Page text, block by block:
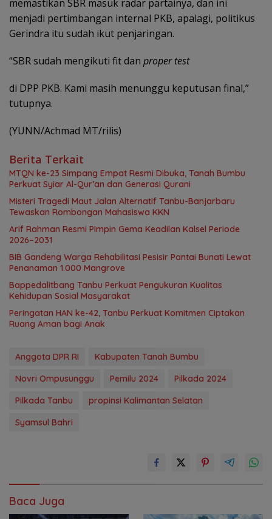
memastikan SBR masuk radar partainya, dan ini
menjadi pertimbangan internal PKB, apalagi, politikus
Gerindra itu sudah ikut penjaringan.
“SBR sudah mengikuti fit dan proper test
di DPP PKB. Kami masih menunggu keputusan final,”
tutupnya.
(YUNN/Achmad MT/rilis)
Berita Terkait
MTQN ke-23 Simpang Empat Resmi Dibuka, Tanah Bumbu
Perkuat Syiar Al-Qur’an dan Generasi Qurani
Misteri Tragedi Maut Jalan Alternatif Tanbu-Banjarbaru
Tewaskan Rombongan Mahasiswa KKN
Arif Rahman Resmi Pimpin Gema Keadilan Kalsel Periode
2026–2031
BIB Gandeng Warga Rehabilitasi Pesisir Pantai Bunati Lewat
Penanaman 1.000 Mangrove
Bappedalitbang Tanbu Perkuat Pengukuran Kualitas
Kehidupan Sosial Masyarakat
Peringatan HAN ke-42, Tanbu Perkuat Komitmen Ciptakan
Ruang Aman bagi Anak
Anggota DPR RI
Kabupaten Tanah Bumbu
Novri Ompusunggu
Pemilu 2024
Pilkada 2024
Pilkada Tanbu
propinsi Kalimantan Selatan
Syamsul Bahri
Baca Juga